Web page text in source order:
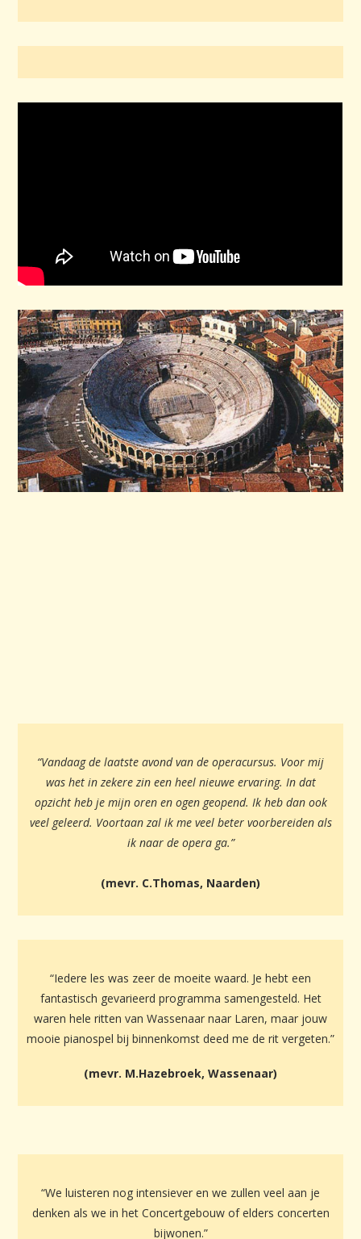
“Vandaag de laatste avond van de operacursus. Voor mij
was het in zekere zin een heel nieuwe ervaring. In dat
opzicht heb je mijn oren en ogen geopend. Ik heb dan ook
veel geleerd. Voortaan zal ik me veel beter voorbereiden als
ik naar de opera ga.”
(mevr. C.Thomas, Naarden)
“Iedere les was zeer de moeite waard. Je hebt een
fantastisch gevarieerd programma samengesteld. Het
waren hele ritten van Wassenaar naar Laren, maar jouw
mooie pianospel bij binnenkomst deed me de rit vergeten.”
(mevr. M.Hazebroek, Wassenaar)
“We luisteren nog intensiever en we zullen veel aan je
denken als we in het Concertgebouw of elders concerten
bijwonen.”